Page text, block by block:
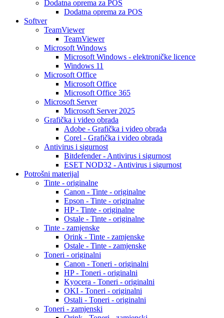
Dodatna oprema za POS
Dodatna oprema za POS
Softver
TeamViewer
TeamViewer
Microsoft Windows
Microsoft Windows - elektroničke licence
Windows 11
Microsoft Office
Microsoft Office
Microsoft Office 365
Microsoft Server
Microsoft Server 2025
Grafička i video obrada
Adobe - Grafička i video obrada
Corel - Grafička i video obrada
Antivirus i sigurnost
Bitdefender - Antivirus i sigurnost
ESET NOD32 - Antivirus i sigurnost
Potrošni materijal
Tinte - originalne
Canon - Tinte - originalne
Epson - Tinte - originalne
HP - Tinte - originalne
Ostale - Tinte - originalne
Tinte - zamjenske
Orink - Tinte - zamjenske
Ostale - Tinte - zamjenske
Toneri - originalni
Canon - Toneri - originalni
HP - Toneri - originalni
Kyocera - Toneri - originalni
OKI - Toneri - originalni
Ostali - Toneri - originalni
Toneri - zamjenski